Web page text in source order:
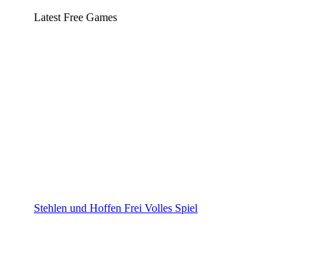
Latest Free Games
Stehlen und Hoffen Frei Volles Spiel